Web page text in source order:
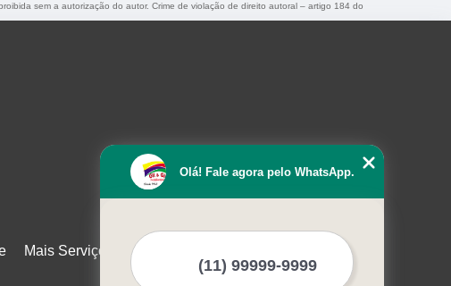
sem a autorização do autor. Crime de violação de direito autoral – artigo 184 do
Mais Serviços
Olá! Fale agora pelo WhatsApp.